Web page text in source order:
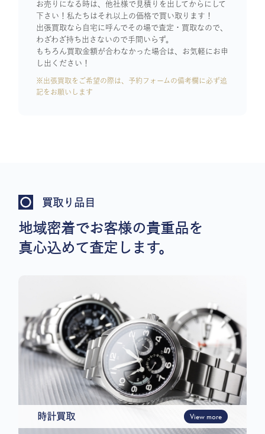
お売りになる時は、他社様で見積りを出してからにして
下さい！私たちはそれ以上の価格で買い取ります！
出張買取なら自宅に呼んでその場で査定・買取なので、
わざわざ持ち出さないので手間いらず。
もちろん買取金額が合わなかった場合は、お気軽にお申
し出ください！
※出張買取をご希望の際は、予約フォームの備考欄に必ず追
記をお願いします
買取り品目
地域密着でお客様の貴重品を
真心込めて査定します。
時計買取 View more